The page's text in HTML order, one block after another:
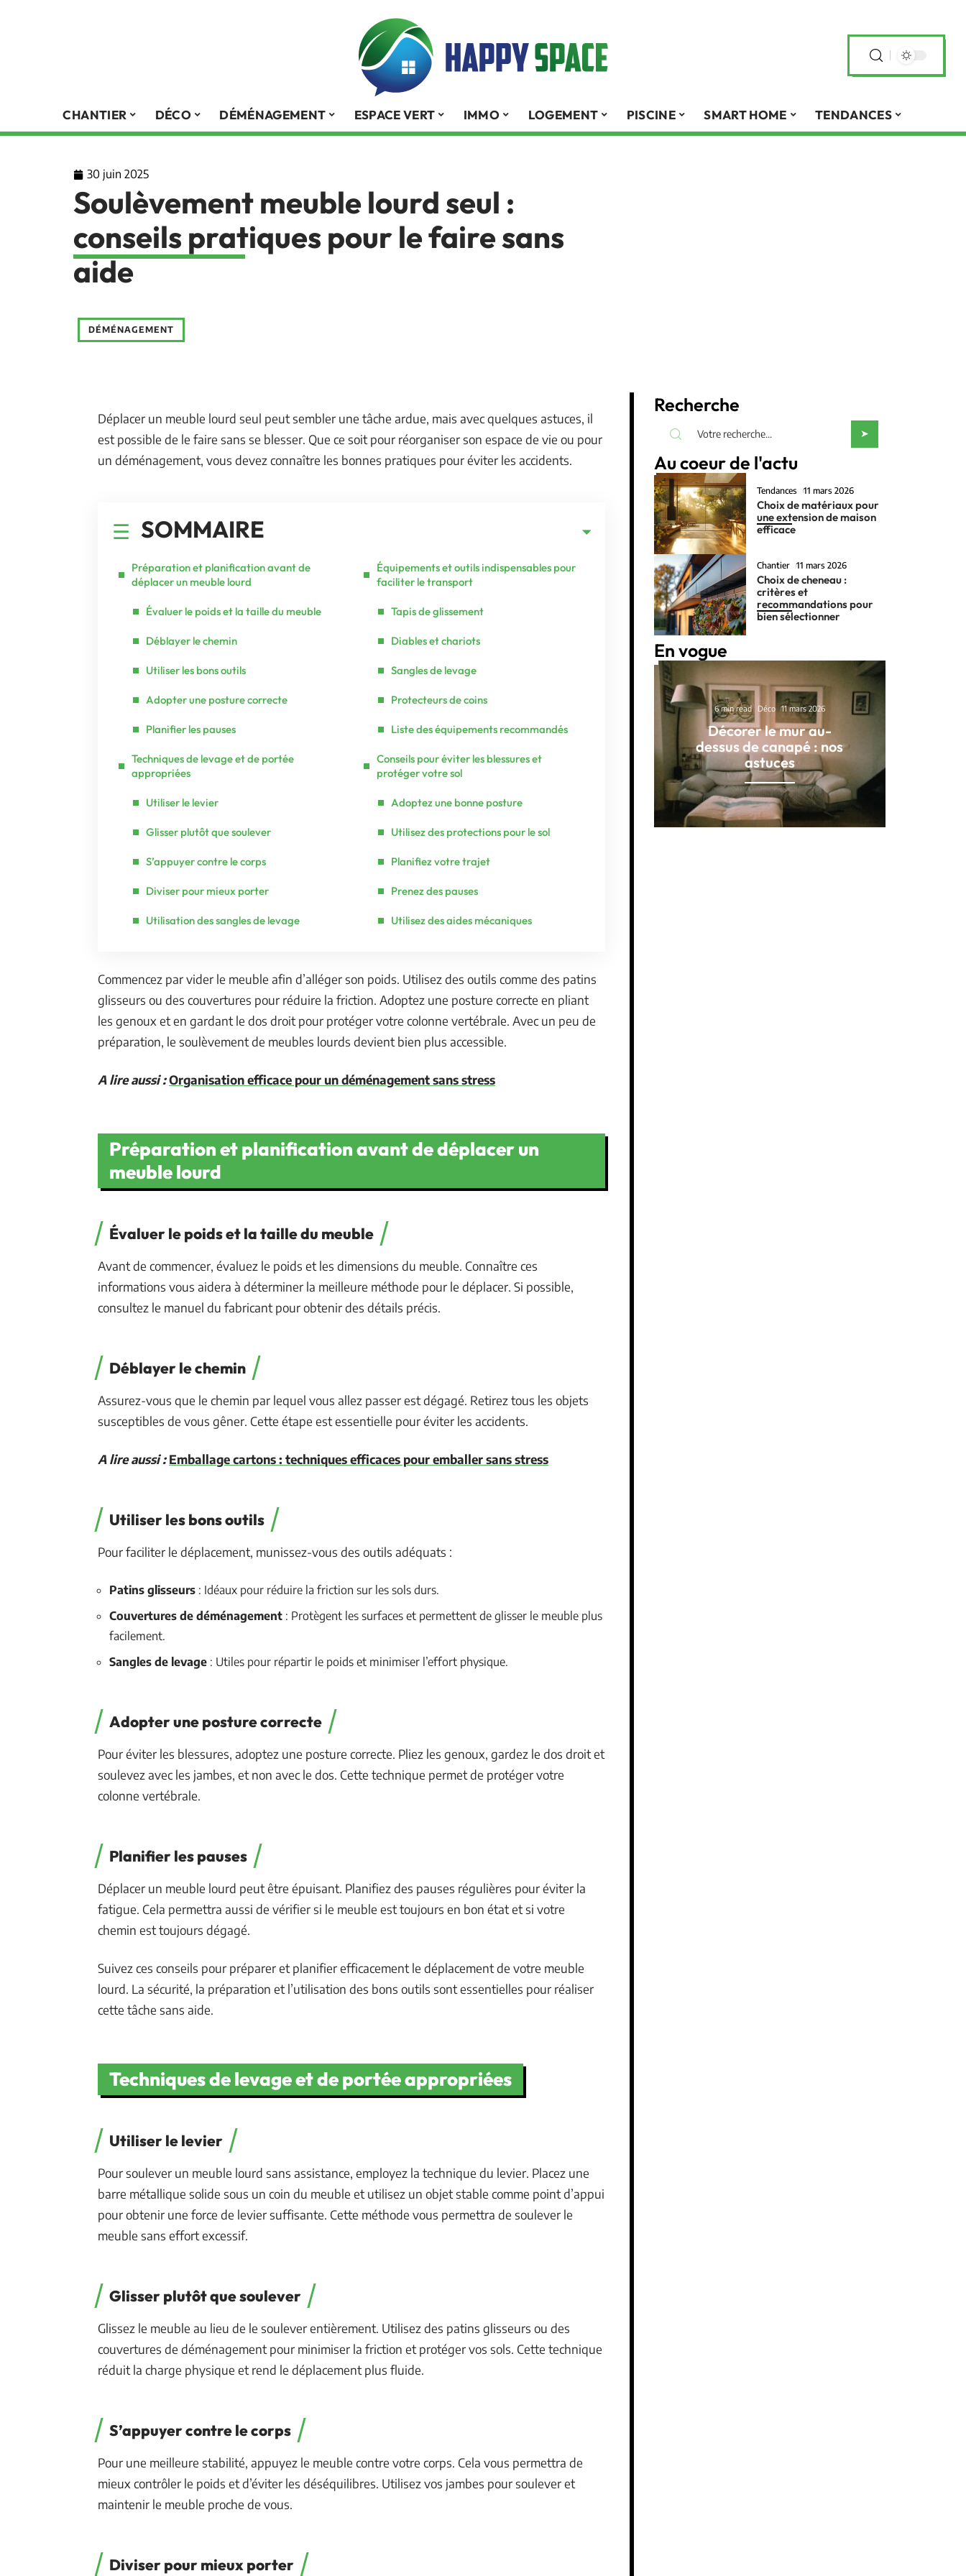
CHANTIER DÉCO DÉMÉNAGEMENT ESPACE VERT IMMO LOGEMENT PISCINE SMART HOME TENDANCES
30 juin 2025
Soulèvement meuble lourd seul :
conseils pratiques pour le faire sans
aide
DÉMÉNAGEMENT
Déplacer un meuble lourd seul peut sembler une tâche ardue, mais avec quelques astuces, il
est possible de le faire sans se blesser. Que ce soit pour réorganiser son espace de vie ou pour
un déménagement, vous devez connaître les bonnes pratiques pour éviter les accidents.
SOMMAIRE
Préparation et planification avant de
déplacer un meuble lourd
Évaluer le poids et la taille du meuble
Déblayer le chemin
Utiliser les bons outils
Adopter une posture correcte
Planifier les pauses
Techniques de levage et de portée
appropriées
Utiliser le levier
Glisser plutôt que soulever
S’appuyer contre le corps
Diviser pour mieux porter
Utilisation des sangles de levage
Équipements et outils indispensables pour
faciliter le transport
Tapis de glissement
Diables et chariots
Sangles de levage
Protecteurs de coins
Liste des équipements recommandés
Conseils pour éviter les blessures et
protéger votre sol
Adoptez une bonne posture
Utilisez des protections pour le sol
Planifiez votre trajet
Prenez des pauses
Utilisez des aides mécaniques
Commencez par vider le meuble afin d’alléger son poids. Utilisez des outils comme des patins
glisseurs ou des couvertures pour réduire la friction. Adoptez une posture correcte en pliant
les genoux et en gardant le dos droit pour protéger votre colonne vertébrale. Avec un peu de
préparation, le soulèvement de meubles lourds devient bien plus accessible.
A lire aussi :Organisation efficace pour un déménagement sans stress
Préparation et planification avant de déplacer un
meuble lourd
Évaluer le poids et la taille du meuble
Avant de commencer, évaluez le poids et les dimensions du meuble. Connaître ces
informations vous aidera à déterminer la meilleure méthode pour le déplacer. Si possible,
consultez le manuel du fabricant pour obtenir des détails précis.
Déblayer le chemin
Assurez-vous que le chemin par lequel vous allez passer est dégagé. Retirez tous les objets
susceptibles de vous gêner. Cette étape est essentielle pour éviter les accidents.
A lire aussi : Emballage cartons : techniques efficaces pour emballer sans stress
Utiliser les bons outils
Pour faciliter le déplacement, munissez-vous des outils adéquats :
Patins glisseurs : Idéaux pour réduire la friction sur les sols durs.
Couvertures de déménagement : Protègent les surfaces et permettent de glisser le meuble plus
facilement.
Sangles de levage : Utiles pour répartir le poids et minimiser l’effort physique.
Adopter une posture correcte
Pour éviter les blessures, adoptez une posture correcte. Pliez les genoux, gardez le dos droit et
soulevez avec les jambes, et non avec le dos. Cette technique permet de protéger votre
colonne vertébrale.
Planifier les pauses
Déplacer un meuble lourd peut être épuisant. Planifiez des pauses régulières pour éviter la
fatigue. Cela permettra aussi de vérifier si le meuble est toujours en bon état et si votre
chemin est toujours dégagé.
Suivez ces conseils pour préparer et planifier efficacement le déplacement de votre meuble
lourd. La sécurité, la préparation et l’utilisation des bons outils sont essentielles pour réaliser
cette tâche sans aide.
Techniques de levage et de portée appropriées
Utiliser le levier
Pour soulever un meuble lourd sans assistance, employez la technique du levier. Placez une
barre métallique solide sous un coin du meuble et utilisez un objet stable comme point d’appui
pour obtenir une force de levier suffisante. Cette méthode vous permettra de soulever le
meuble sans effort excessif.
Glisser plutôt que soulever
Glissez le meuble au lieu de le soulever entièrement. Utilisez des patins glisseurs ou des
couvertures de déménagement pour minimiser la friction et protéger vos sols. Cette technique
réduit la charge physique et rend le déplacement plus fluide.
S’appuyer contre le corps
Pour une meilleure stabilité, appuyez le meuble contre votre corps. Cela vous permettra de
mieux contrôler le poids et d’éviter les déséquilibres. Utilisez vos jambes pour soulever et
maintenir le meuble proche de vous.
Diviser pour mieux porter
Recherche
Au coeur de l'actu
Tendances 11 mars 2026
Choix de matériaux pour
une extension de maison
efficace
Chantier 11 mars 2026
Choix de cheneau :
critères et
recommandations pour
bien sélectionner
En vogue
6 min read Déco 11 mars 2026
Décorer le mur au-
dessus de canapé : nos
astuces